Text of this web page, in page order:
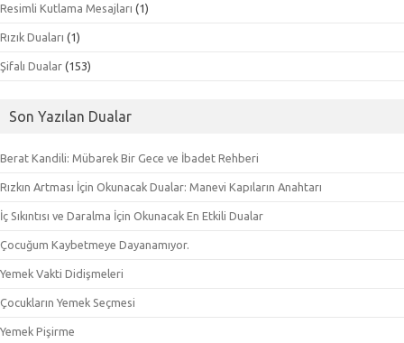
Resimli Kutlama Mesajları (1)
Rızık Duaları (1)
Şifalı Dualar (153)
Son Yazılan Dualar
Berat Kandili: Mübarek Bir Gece ve İbadet Rehberi
Rızkın Artması İçin Okunacak Dualar: Manevi Kapıların Anahtarı
İç Sıkıntısı ve Daralma İçin Okunacak En Etkili Dualar
Çocuğum Kaybetmeye Dayanamıyor.
Yemek Vakti Didişmeleri
Çocukların Yemek Seçmesi
Yemek Pişirme